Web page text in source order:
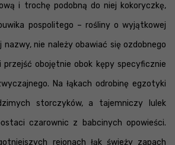
i trochę podobną do niej kokoryczkę,
pospolitego – rośliny o wyjątkowej
nazwy, nie należy obawiać się ozdobnego
przejść obojętnie obok kępy specyficznie
Na łąkach odrobinę egzotyki
storczyków, a tajemniczy lulek
czarownic z babcinych opowieści.
rejonach łąk świeży zapach